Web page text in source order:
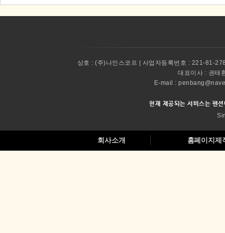
상호 : (주)나인스코프 | 사업자등록번호 : 221-81-
대표이사 : 권태
E-mail :
현재 제공되는 서비스는 펜
회사소개 홈페이지제